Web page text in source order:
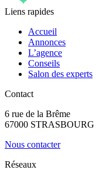
Liens rapides
Accueil
Annonces
L’agence
Conseils
Salon des experts
Contact
6 rue de la Brême
67000 STRASBOURG
Nous contacter
Réseaux